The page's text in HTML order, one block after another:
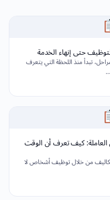
حتى إنهاء الخدمة
تبدأ منذ اللحظة التي يتعرف
العاملة: كيف تعرف أن الوقت
من خلال توظيف أشخاص لا